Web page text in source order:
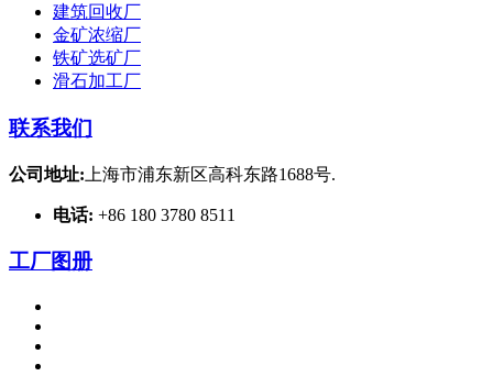
建筑回收厂
金矿浓缩厂
铁矿选矿厂
滑石加工厂
联系我们
公司地址: 上海市浦东新区高科东路1688号.
电话: +86 180 3780 8511
工厂图册